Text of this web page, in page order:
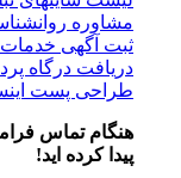
مشاوره روانشناسی
ثبت آگهی خدمات ناخن
دریافت درگاه پرداخت
طراحی پست
هنگام تماس فراموش
پیدا کرده اید!